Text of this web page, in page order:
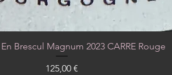
Aperçu rapide
Brescul Magnum 2023 CARRE Rouge
Prix
125,00 €